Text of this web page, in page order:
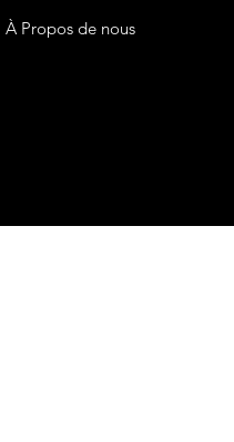
À Propos de nous